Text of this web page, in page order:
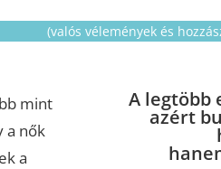
(valós vélemények és
mint
a nők
a
A legtöbb
azért